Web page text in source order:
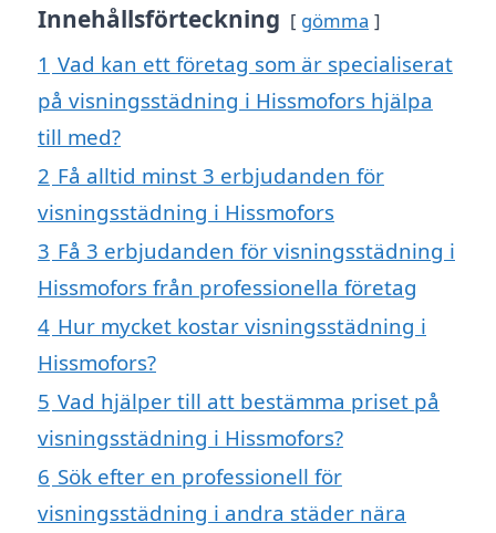
Innehållsförteckning gömma
1 Vad kan ett företag som är specialiserat
på visningsstädning i Hissmofors hjälpa
till med?
2 Få alltid minst 3 erbjudanden för
visningsstädning i Hissmofors
3 Få 3 erbjudanden för visningsstädning i
Hissmofors från professionella företag
4 Hur mycket kostar visningsstädning i
Hissmofors?
5 Vad hjälper till att bestämma priset på
visningsstädning i Hissmofors?
6 Sök efter en professionell för
visningsstädning i andra städer nära